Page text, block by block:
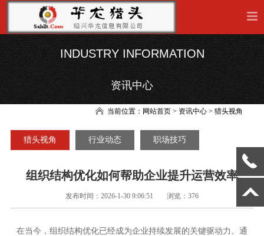
INDUSTRY INFORMATION
资讯中心
当前位置： 网站首页 > 资讯中心 > 猎头视角
猎头视角 行业动态 职场技巧
组织结构优化如何帮助企业提升运营效率
发布时间：2026-1-30 9:06:51 浏览：376
在当今，组织结构优化已经成为企业持续发展的关键驱动力。通